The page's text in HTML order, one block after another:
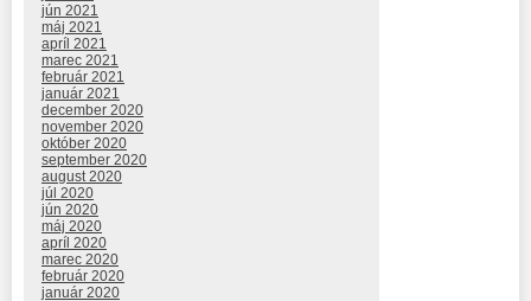
jún 2021
máj 2021
apríl 2021
marec 2021
február 2021
január 2021
december 2020
november 2020
október 2020
september 2020
august 2020
júl 2020
jún 2020
máj 2020
apríl 2020
marec 2020
február 2020
január 2020